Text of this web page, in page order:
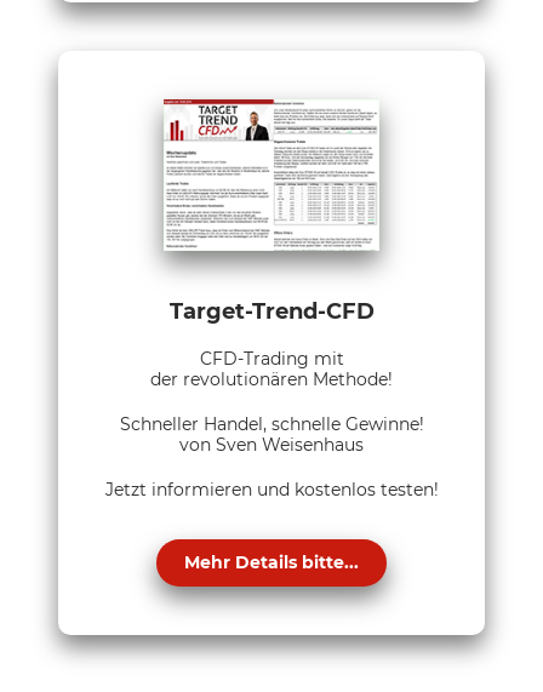
Target-Trend-CFD
CFD-Trading mit
der revolutionären Methode!
Schneller Handel, schnelle Gewinne!
von Sven Weisenhaus
Jetzt informieren und kostenlos testen!
Mehr Details bitte...